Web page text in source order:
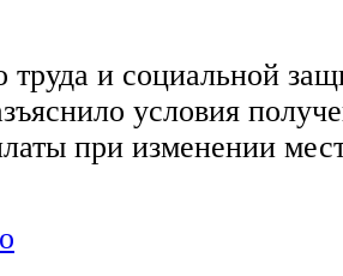
труда и социальной
условия
при изменении